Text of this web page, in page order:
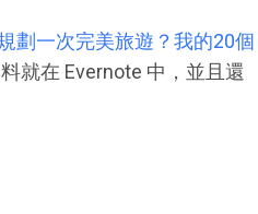
劃一次完美旅遊？我的20個
就在 Evernote 中，並且還